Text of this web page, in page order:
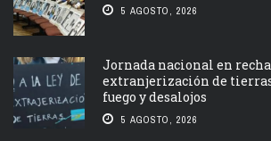
5 AGOSTO, 2026
Jornada nacional en
extranjerización de
fuego y desalojos
5 AGOSTO, 2026